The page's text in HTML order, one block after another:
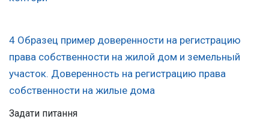
4 Образец пример доверенности на регистрацию
права собственности на жилой дом и земельный
участок. Доверенность на регистрацию права
собственности на жилые дома
Задати питання